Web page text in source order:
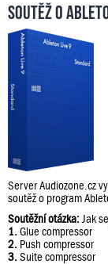
Soutěž o
Server Audiozone.cz
soutěž o program
Soutěžní otázka: Jak
1. Glue compressor
2. Push compressor
3. Suite compressor